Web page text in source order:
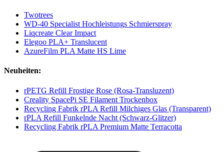
Twotrees
WD-40 Specialist Hochleistungs Schmierspray
Liqcreate Clear Impact
Elegoo PLA+ Translucent
AzureFilm PLA Matte HS Lime
Neuheiten:
rPETG Refill Frostige Rose (Rosa-Transluzent)
Creality SpacePi SE Filament Trockenbox
Recycling Fabrik rPLA Refill Milchiges Glas (Transparent)
rPLA Refill Funkelnde Nacht (Schwarz-Glitzer)
Recycling Fabrik rPLA Premium Matte Terracotta